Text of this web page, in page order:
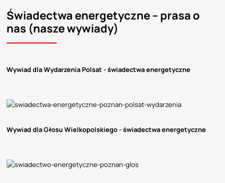
Świadectwa energetyczne – prasa o
nas (nasze wywiady)
Wywiad dla Wydarzenia Polsat - świadectwa energetyczne
Wywiad dla Głosu Wielkopolskiego - świadectwa energetyczne